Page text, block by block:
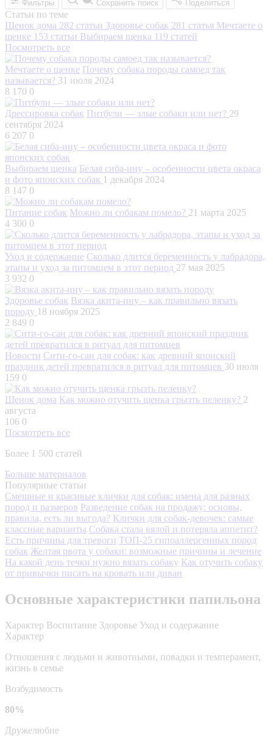
Фильтры Сохранить поиск Поделиться
Статьи по теме
Щенок дома 282 статьи Здоровье собак 281 статья Мечтаете о
щенке 153 статьи Выбираем щенка 119 статей
Посмотреть все
Мечтаете о щенке Почему собака породы самоед так
называется? 31 июля 2024
8 170 0
Дрессировка собак Питбули — злые собаки или нет? 29
сентября 2024
6 207 0
Выбираем щенка Белая сиба-ину – особенности цвета окраса
и фото японских собак 1 декабря 2024
8 147 0
Питание собак Можно ли собакам помело? 21 марта 2025
4 300 0
Уход и содержание Сколько длится беременность у лабрадора,
этапы и уход за питомцем в этот период 27 мая 2025
3 932 0
Здоровье собак Вязка акита-ину – как правильно вязать
породу 18 ноября 2025
2 849 0
Новости Сити-го-сан для собак: как древний японский
праздник детей превратился в ритуал для питомцев 30 июля
159 0
Щенок дома Как можно отучить щенка грызть пеленку? 2
августа
106 0
Посмотреть все
Более 1 500 статей
Больше материалов
Популярные статьи
Смешные и красивые клички для собак: имена для разных
пород и размеров Разведение собак на продажу: основы,
правила, есть ли выгода? Клички для собак-девочек: самые
классные варианты Собака стала вялой и потеряла аппетит?
Есть причины для тревоги ТОП-25 гипоаллергенных пород
собак Желтая рвота у собаки: возможные причины и лечение
На какой день течки нужно вязать собаку Как отучить собаку
от привычки писать на кровать или диван
Основные характеристики папильона
Характер Воспитание Здоровье Уход и содержание
Характер
Отношения с людьми и животными, повадки и темперамент,
жизнь в семье
Возбудимость
80%
Дружелюбие